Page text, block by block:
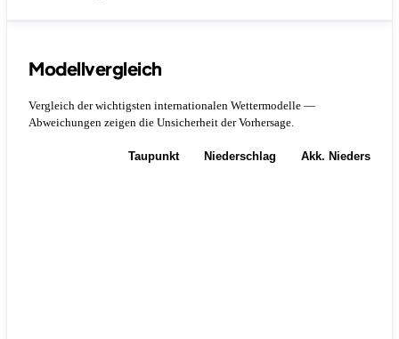
Modellvergleich
Vergleich der wichtigsten internationalen Wettermodelle —
Abweichungen zeigen die Unsicherheit der Vorhersage.
Taupunkt Niederschlag Akk.